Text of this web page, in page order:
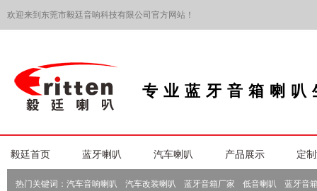
欢迎来到东莞市毅廷音响科技有限公司官方网站！
专业蓝牙音箱喇叭
毅廷首页 蓝牙喇叭 汽车喇叭 产品展示 定
热门关键词： 汽车音响喇叭 汽车改装喇叭 蓝牙音箱厂家 低音喇叭 蓝牙音